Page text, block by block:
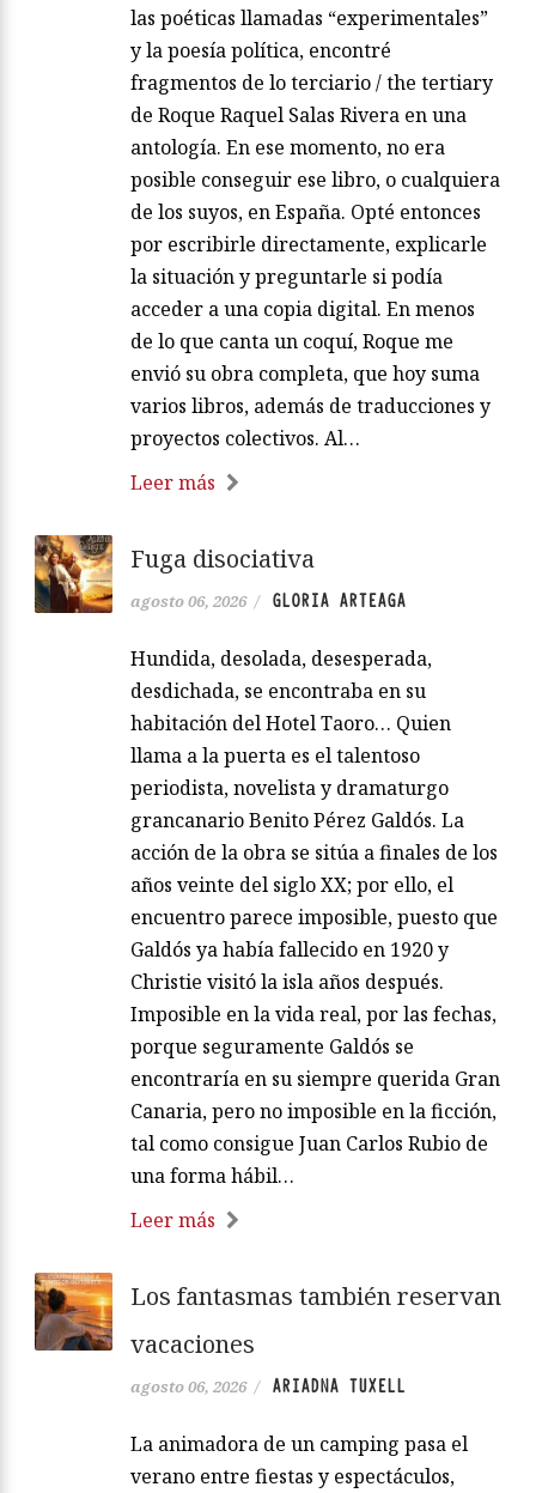
las poéticas llamadas “experimentales”
y la poesía política, encontré
fragmentos de lo terciario / the tertiary
de Roque Raquel Salas Rivera en una
antología. En ese momento, no era
posible conseguir ese libro, o cualquiera
de los suyos, en España. Opté entonces
por escribirle directamente, explicarle
la situación y preguntarle si podía
acceder a una copia digital. En menos
de lo que canta un coquí, Roque me
envió su obra completa, que hoy suma
varios libros, además de traducciones y
proyectos colectivos. Al…
Leer más
Fuga disociativa
agosto 06, 2026 / GLORIA ARTEAGA
Hundida, desolada, desesperada,
desdichada, se encontraba en su
habitación del Hotel Taoro… Quien
llama a la puerta es el talentoso
periodista, novelista y dramaturgo
grancanario Benito Pérez Galdós. La
acción de la obra se sitúa a finales de los
años veinte del siglo XX; por ello, el
encuentro parece imposible, puesto que
Galdós ya había fallecido en 1920 y
Christie visitó la isla años después.
Imposible en la vida real, por las fechas,
porque seguramente Galdós se
encontraría en su siempre querida Gran
Canaria, pero no imposible en la ficción,
tal como consigue Juan Carlos Rubio de
una forma hábil…
Leer más
Los fantasmas también reservan
vacaciones
agosto 06, 2026 / ARIADNA TUXELL
La animadora de un camping pasa el
verano entre fiestas y espectáculos,